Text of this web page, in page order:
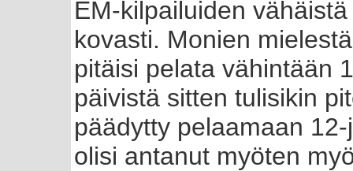
EM-kilpailuiden
kovasti. Monien
pitäisi pelata vähintään
päivistä sitten tulisikin
päädytty pelaamaan
olisi antanut myöten